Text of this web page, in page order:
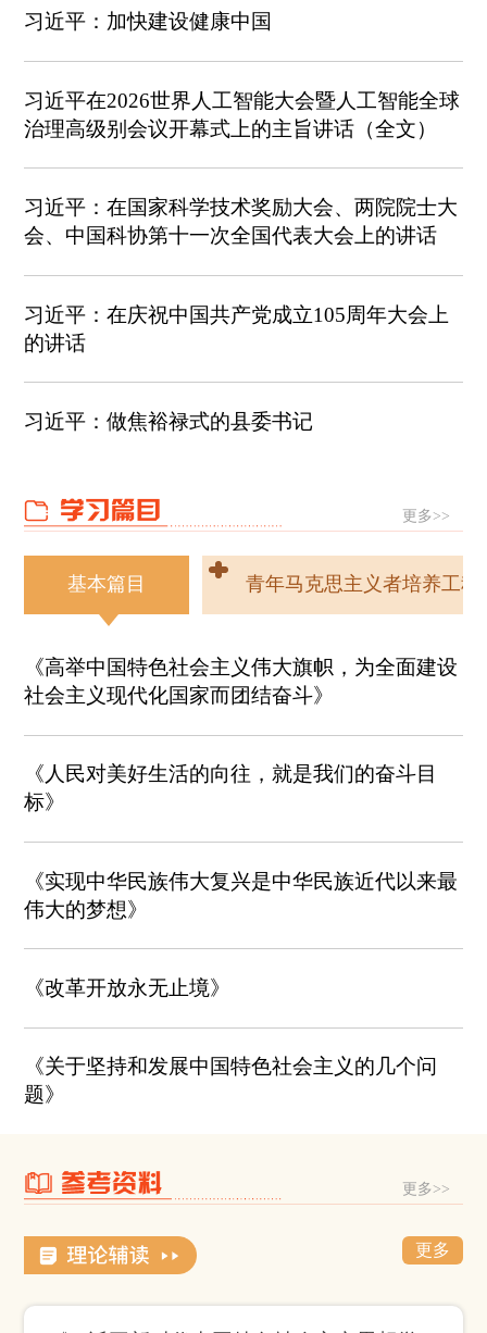
习近平：加快建设健康中国
习近平在2026世界人工智能大会暨人工智能全球
治理高级别会议开幕式上的主旨讲话（全文）
习近平：在国家科学技术奖励大会、两院院士大
会、中国科协第十一次全国代表大会上的讲话
习近平：在庆祝中国共产党成立105周年大会上
的讲话
习近平：做焦裕禄式的县委书记
更多>>
基本篇目 青年马克思主义者培养工
《高举中国特色社会主义伟大旗帜，为全面建设
社会主义现代化国家而团结奋斗》
《人民对美好生活的向往，就是我们的奋斗目
标》
《实现中华民族伟大复兴是中华民族近代以来最
伟大的梦想》
《改革开放永无止境》
《关于坚持和发展中国特色社会主义的几个问
题》
更多>>
更多